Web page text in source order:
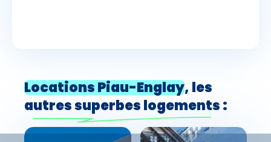
Locations Piau-Englay, les
autres superbes logements: